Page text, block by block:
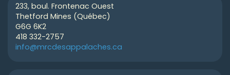
233, boul. Frontenac Ouest
Thetford Mines (Québec)
G6G 6K2
418 332-2757
info@mrcdesappalaches.ca